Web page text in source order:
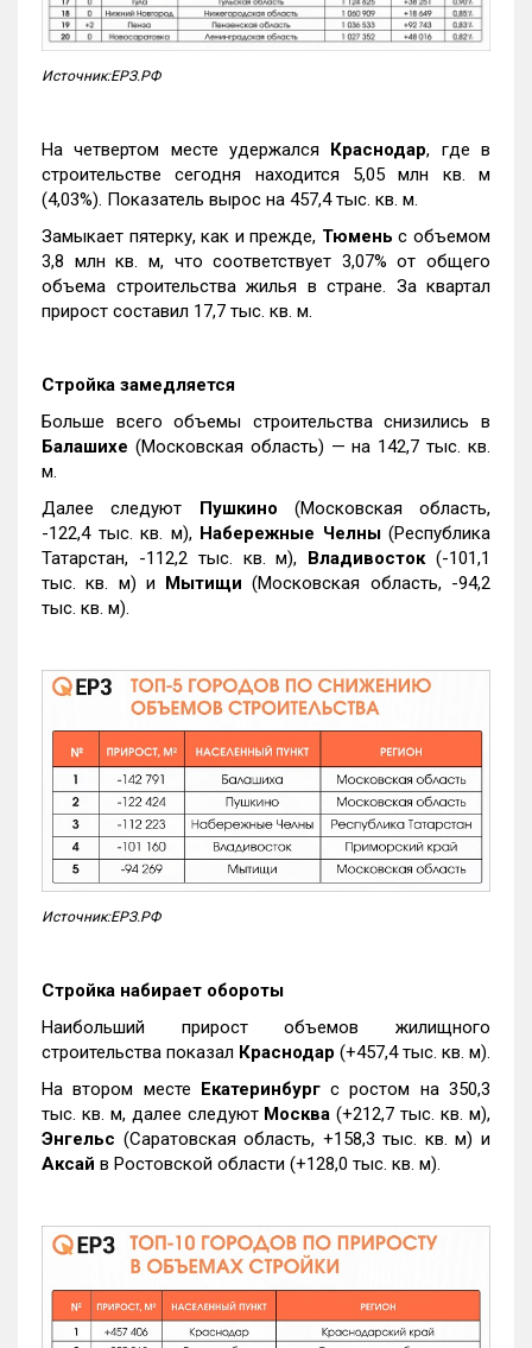
Источник:ЕРЗ.РФ
На четвертом месте удержался Краснодар, где в
строительстве сегодня находится 5,05 млн кв. м
(4,03%). Показатель вырос на 457,4 тыс. кв. м.
Замыкает пятерку, как и прежде, Тюмень с объемом
3,8 млн кв. м, что соответствует 3,07% от общего
объема строительства жилья в стране. За квартал
прирост составил 17,7 тыс. кв. м.
Стройка замедляется
Больше всего объемы строительства снизились в
Балашихе (Московская область) — на 142,7 тыс. кв.
м.
Далее следуют Пушкино (Московская область,
-122,4 тыс. кв. м), Набережные Челны(Республика
Татарстан, -112,2 тыс. кв. м), Владивосток(-101,1
тыс. кв. м) и Мытищи (Московская область, -94,2
тыс. кв. м).
Источник:ЕРЗ.РФ
Стройка набирает обороты
Наибольший прирост объемов жилищного
строительства показал Краснодар (+457,4 тыс. кв. м).
На втором месте Екатеринбургс ростом на 350,3
тыс. кв. м, далее следуют Москва (+212,7 тыс. кв. м),
Энгельс (Саратовская область, +158,3 тыс. кв. м) и
Аксай в Ростовской области (+128,0 тыс. кв. м).